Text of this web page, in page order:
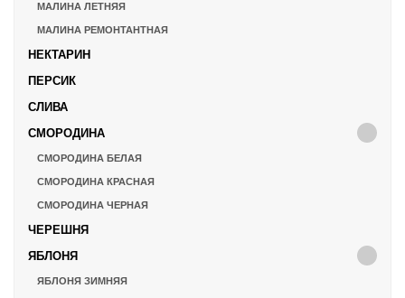
МАЛИНА ЛЕТНЯЯ
МАЛИНА РЕМОНТАНТНАЯ
НЕКТАРИН
ПЕРСИК
СЛИВА
СМОРОДИНА
СМОРОДИНА БЕЛАЯ
СМОРОДИНА КРАСНАЯ
СМОРОДИНА ЧЕРНАЯ
ЧЕРЕШНЯ
ЯБЛОНЯ
ЯБЛОНЯ ЗИМНЯЯ